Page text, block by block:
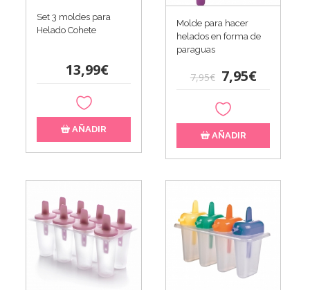
Set 3 moldes para
Helado Cohete
13,99€
AÑADIR
Molde para hacer
helados en forma de
paraguas
7,95€ 7,95€
AÑADIR